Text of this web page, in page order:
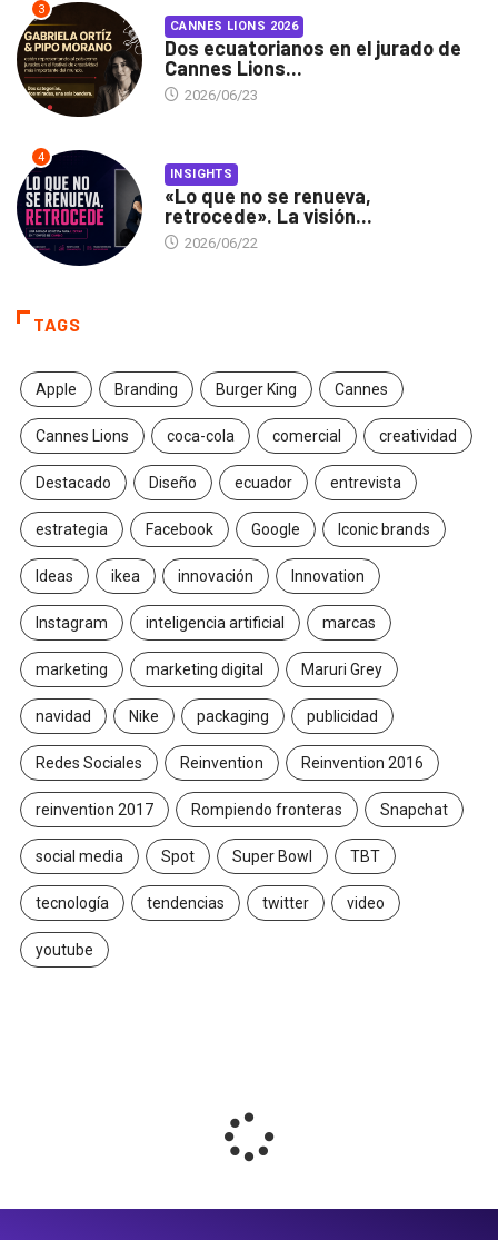
3
CANNES LIONS 2026
Dos ecuatorianos en el jurado de
Cannes Lions...
2026/06/23
4
INSIGHTS
«Lo que no se renueva,
retrocede». La visión...
2026/06/22
TAGS
Apple Branding Burger King Cannes
Cannes Lions coca-cola comercial creatividad
Destacado Diseño ecuador entrevista
estrategia Facebook Google Iconic brands
Ideas ikea innovación Innovation
Instagram inteligencia artificial marcas
marketing marketing digital Maruri Grey
navidad Nike packaging publicidad
Redes Sociales Reinvention Reinvention 2016
reinvention 2017 Rompiendo fronteras Snapchat
social media Spot Super Bowl TBT
tecnología tendencias twitter video
youtube